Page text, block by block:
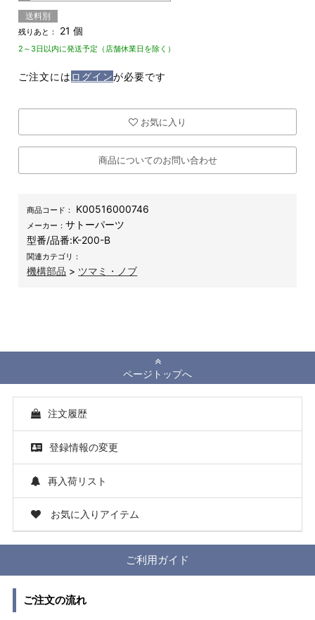
送料別
残りあと： 21 個
2～3日以内に発送予定（店舗休業日を除く）
ご注文には ログインが必要です
お気に入り
商品についてのお問い合わせ
商品コード： K00516000746
メーカー：サトーパーツ
型番/品番:K-200-B
関連カテゴリ：
機構部品 > ツマミ・ノブ
ページトップへ
注文履歴
登録情報の変更
再入荷リスト
お気に入りアイテム
ご利用ガイド
ご注文の流れ